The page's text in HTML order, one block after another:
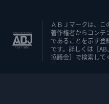
ＡＢＪマークは、こ
著作権者からコンテ
であることを示す登
です。詳しくは［
協議会］で検索して